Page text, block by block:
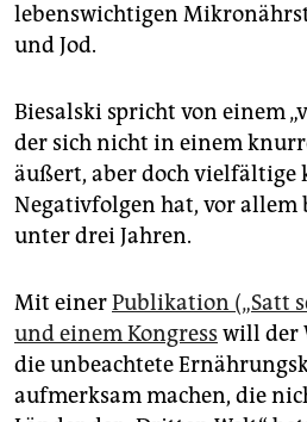
lebenswichtigen
und Jod.
Biesalski spricht von einem
der sich nicht in einem
äußert, aber doch vielfältige
Negativfolgen hat, vor
unter drei Jahren.
Mit einerPublikation („Satt
und einem Kongress will der
die unbeachtete
aufmerksam machen, die